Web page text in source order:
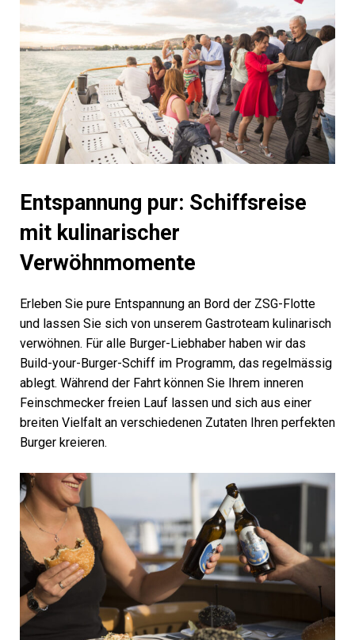
Entspannung pur: Schiffsreise
mit kulinarischer
Verwöhnmomente
Erleben Sie pure Entspannung an Bord der ZSG-Flotte
und lassen Sie sich von unserem Gastroteam kulinarisch
verwöhnen. Für alle Burger-Liebhaber haben wir das
Build-your-Burger-Schiff im Programm, das regelmässig
ablegt. Während der Fahrt können Sie Ihrem inneren
Feinschmecker freien Lauf lassen und sich aus einer
breiten Vielfalt an verschiedenen Zutaten Ihren perfekten
Burger kreieren.